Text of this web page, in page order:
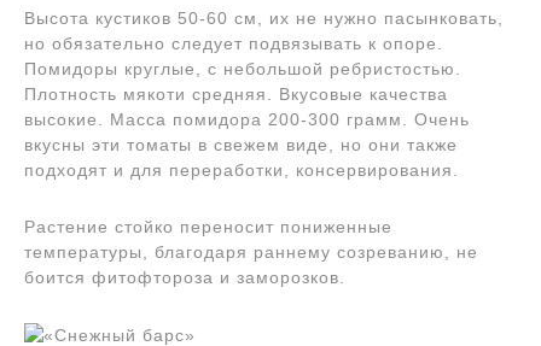
Высота кустиков 50-60 см, их не нужно пасынковать,
но обязательно следует подвязывать к опоре.
Помидоры круглые, с небольшой ребристостью.
Плотность мякоти средняя. Вкусовые качества
высокие. Масса помидора 200-300 грамм. Очень
вкусны эти томаты в свежем виде, но они также
подходят и для переработки, консервирования.
Растение стойко переносит пониженные
температуры, благодаря раннему созреванию, не
боится фитофтороза и заморозков.